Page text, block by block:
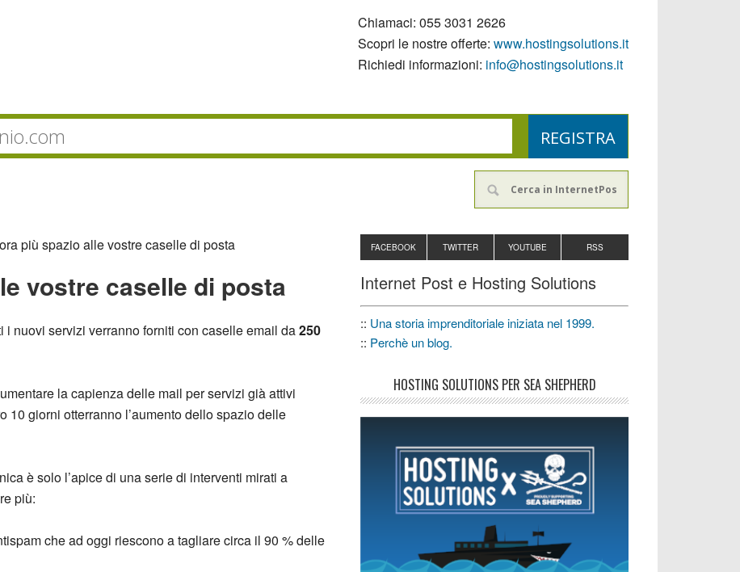
Chiamaci: 055 3031 2626
Scopri le nostre offerte: www.hostingsolutions.it
Richiedi informazioni: info@hostingsolutions.it
più spazio alle vostre caselle di posta
vostre caselle di posta
nuovi servizi verranno forniti con caselle email da250
la capienza delle mail per servizi già attivi
10 giorni otterranno l’aumento dello spazio delle
è solo l’apice di una serie di interventi mirati a
più:
che ad oggi riescono a tagliare circa il 90 % delle
FACEBOOK TWITTER YOUTUBE RSS
Internet Post e Hosting Solutions
:: Una storia imprenditoriale iniziata nel 1999.
:: Perchè un blog.
HOSTING SOLUTIONS PER SEA SHEPHERD